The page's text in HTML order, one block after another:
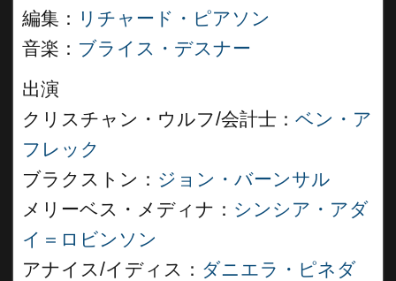
編集： リチャード・ピアソン
音楽： ブライス・デスナー
出演
クリスチャン・ウルフ/会計士： ベン・ア
フレック
ブラクストン： ジョン・バーンサル
メリーベス・メディナ： シンシア・アダ
イ＝ロビンソン
アナイス/イディス： ダニエラ・ピネダ